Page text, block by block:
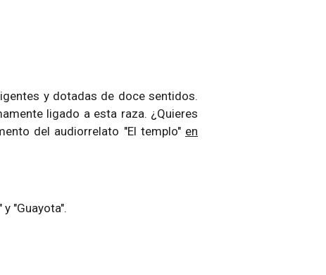
y dotadas de doce sentidos.
ligado a esta raza. ¿Quieres
del audiorrelato "El templo" en
"Guayota".